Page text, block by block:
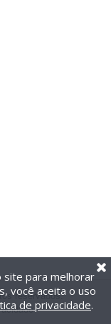
reservados.
site para melhorar
você aceita o uso
de privacidade.